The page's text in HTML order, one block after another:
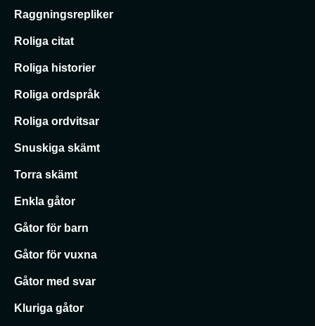
Raggningsrepliker
Roliga citat
Roliga historier
Roliga ordspråk
Roliga ordvitsar
Snuskiga skämt
Torra skämt
Enkla gåtor
Gåtor för barn
Gåtor för vuxna
Gåtor med svar
Kluriga gåtor